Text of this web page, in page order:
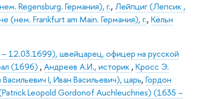
Regensburg. Германия), г.,Лейпциг (Лепсик ,
(нем. Frankfurt am Main. Германия), г.,Кёльн
12.03.1699), швейцарец, офицер на русской
(1696) ,Андреев А.И., историк ,Кросс Э.
I, Иван Васильевич), царь,Гордон
Leopold Gordonof Auchleuchries) (1635 –